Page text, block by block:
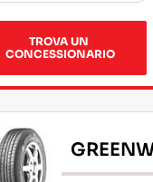
TROVA UN
CONCESSIONARIO